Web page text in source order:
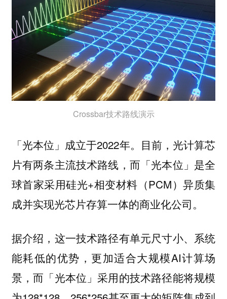
Crossbar技术路线演示
「光本位」成立于2022年。目前，光计算芯
片有两条主流技术路线，而「光本位」是全
球首家采用硅光+相变材料（PCM）异质集
成并实现光芯片存算一体的商业化公司。
据介绍，这一技术路径有单元尺寸小、系统
能耗低的优势，更加适合大规模AI计算场
景，而「光本位」采用的技术路径能将规模